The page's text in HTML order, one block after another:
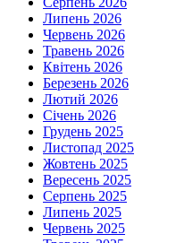
Липень 2026
Червень 2026
Травень 2026
Квітень 2026
Березень 2026
Лютий 2026
Січень 2026
Грудень 2025
Листопад 2025
Жовтень 2025
Вересень 2025
Серпень 2025
Липень 2025
Червень 2025